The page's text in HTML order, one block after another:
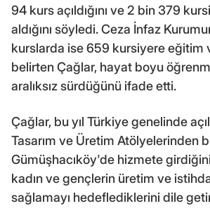
94 kurs açıldığını ve 2 bin 379
aldığını söyledi. Ceza İnfaz
kurslarda ise 659 kursiyere eğitim
belirten Çağlar, hayat boyu
aralıksız sürdüğünü ifade etti.
Çağlar, bu yıl Türkiye genelinde
Tasarım ve Üretim Atölyelerinden
Gümüşhacıköy'de hizmete
kadın ve gençlerin üretim ve
sağlamayı hedeflediklerini dile